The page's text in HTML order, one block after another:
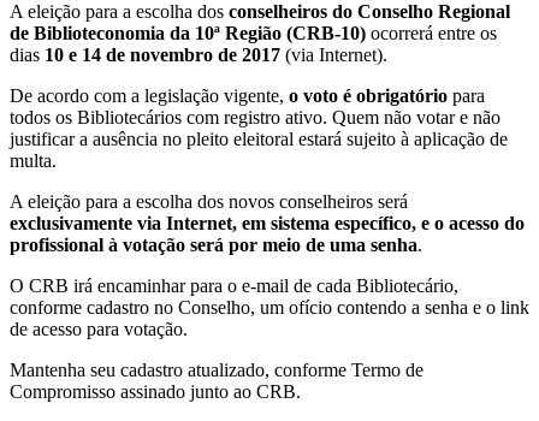
A eleição para a escolha dos conselheiros do Conselho Regional
de Biblioteconomia da 10ª Região (CRB-10) ocorrerá entre os
dias 10 e 14 de novembro de 2017 (via Internet).
De acordo com a legislação vigente, o voto é obrigatório para
todos os Bibliotecários com registro ativo. Quem não votar e não
justificar a ausência no pleito eleitoral estará sujeito à aplicação de
multa.
A eleição para a escolha dos novos conselheiros será
exclusivamente via Internet, em sistema específico, e o acesso do
profissional à votação será por meio de uma senha.
O CRB irá encaminhar para o e-mail de cada Bibliotecário,
conforme cadastro no Conselho, um ofício contendo a senha e o link
de acesso para votação.
Mantenha seu cadastro atualizado, conforme Termo de
Compromisso assinado junto ao CRB.